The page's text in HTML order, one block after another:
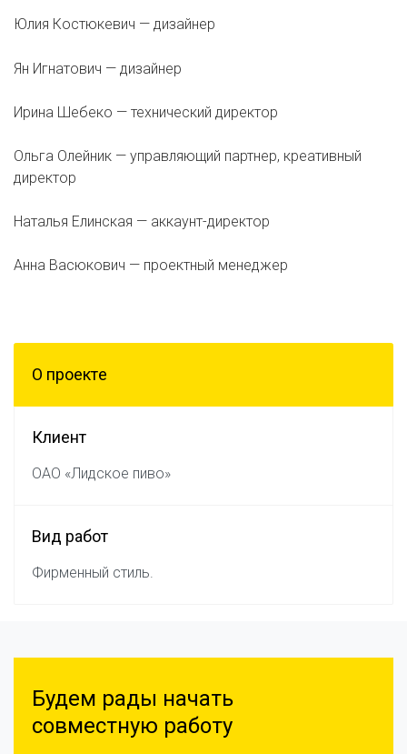
Юлия Костюкевич — дизайнер
Ян Игнатович — дизайнер
Ирина Шебеко — технический директор
Ольга Олейник — управляющий партнер, креативный
директор
Наталья Елинская — аккаунт-директор
Анна Васюкович — проектный менеджер
О проектe
Клиент
ОАО «Лидское пиво»
Вид работ
Фирменный стиль.
Будем рады начать
совместную работу